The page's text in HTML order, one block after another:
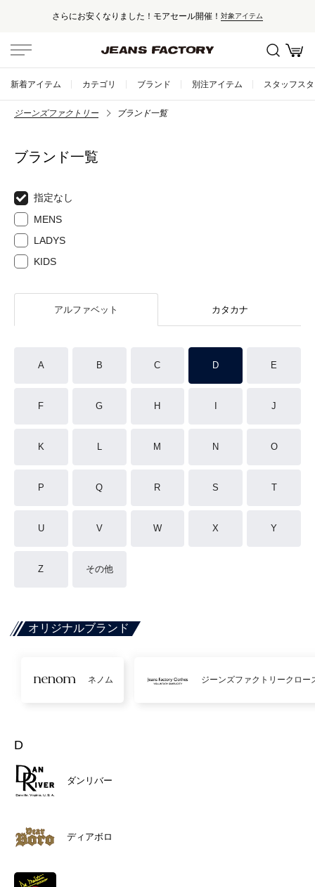
さらにお安くなりました！モアセール開催！ 対象アイテム
新着アイテム カテゴリ ブランド 別注アイテム スタッフス
ジーンズファクトリー ブランド一覧
ブランド一覧
指定なし
MENS
LADYS
KIDS
アルファベット カタカナ
A B C D E
F G H J
K L M N O
P Q R S T
U V W X Y
Z その他
オリジナルブランド
ネノム ジーンズファクトリークロー
D
ダンリバー
ディアボロ